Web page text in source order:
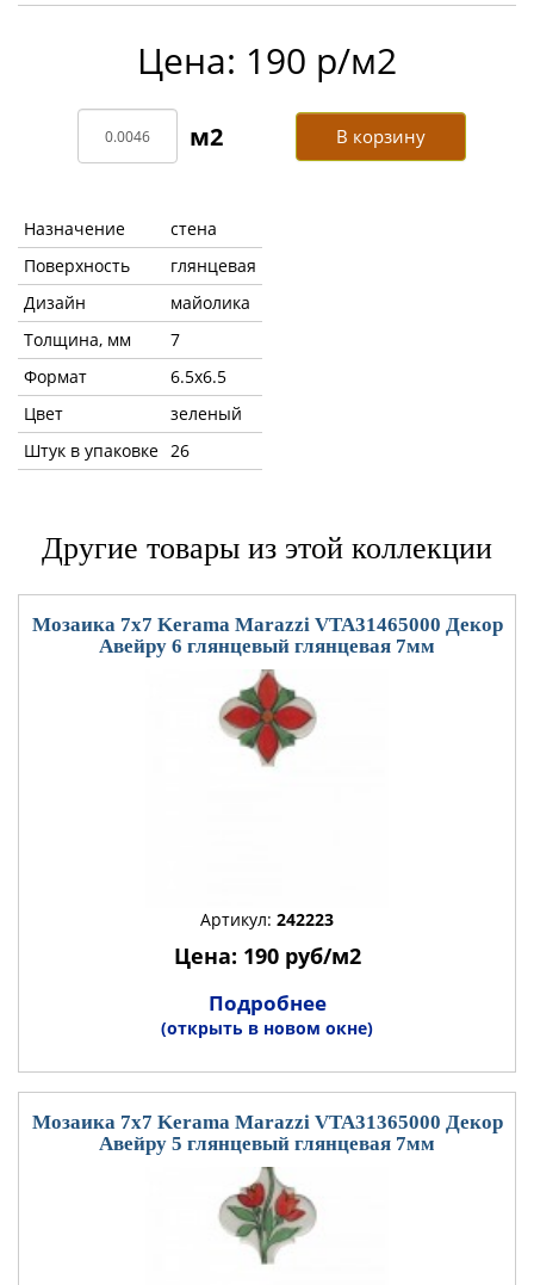
Цена: 190 р/м2
В корзину
Назначение
стена
Поверхность
глянцевая
Дизайн
майолика
Толщина, мм
7
Формат
6.5x6.5
Цвет
зеленый
Штук в упаковке 26
Другие товары из этой коллекции
Мозаика 7x7 Kerama Marazzi VTA31465000 Декор
Авейру 6 глянцевый глянцевая 7мм
Артикул: 242223
Цена: 190 руб/м2
Подробнее
(открыть в новом окне)
Мозаика 7x7 Kerama Marazzi VTA31365000 Декор
Авейру 5 глянцевый глянцевая 7мм